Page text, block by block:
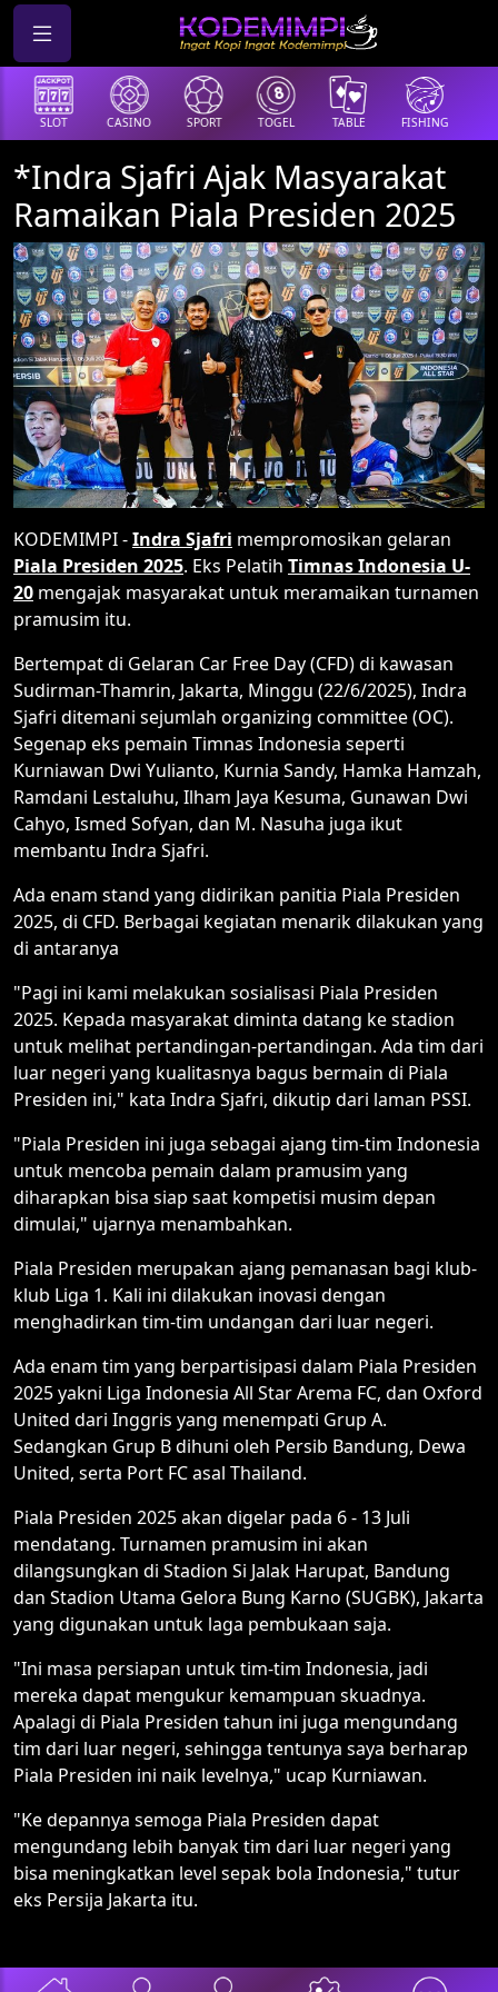
SLOT CASINO SPORT TOGEL TABLE FISHING
*Indra Sjafri Ajak Masyarakat
Ramaikan Piala Presiden 2025
KODEMIMPI -Indra Sjafri mempromosikan gelaran
Piala Presiden 2025. Eks Pelatih Timnas Indonesia U-
20 mengajak masyarakat untuk meramaikan turnamen
pramusim itu.
Bertempat di Gelaran Car Free Day (CFD) di kawasan
Sudirman-Thamrin, Jakarta, Minggu (22/6/2025), Indra
Sjafri ditemani sejumlah organizing committee (OC).
Segenap eks pemain Timnas Indonesia seperti
Kurniawan Dwi Yulianto, Kurnia Sandy, Hamka Hamzah,
Ramdani Lestaluhu, Ilham Jaya Kesuma, Gunawan Dwi
Cahyo, Ismed Sofyan, dan M. Nasuha juga ikut
membantu Indra Sjafri.
Ada enam stand yang didirikan panitia Piala Presiden
2025, di CFD. Berbagai kegiatan menarik dilakukan yang
di antaranya
"Pagi ini kami melakukan sosialisasi Piala Presiden
2025. Kepada masyarakat diminta datang ke stadion
untuk melihat pertandingan-pertandingan. Ada tim dari
luar negeri yang kualitasnya bagus bermain di Piala
Presiden ini," kata Indra Sjafri, dikutip dari laman PSSI.
"Piala Presiden ini juga sebagai ajang tim-tim Indonesia
untuk mencoba pemain dalam pramusim yang
diharapkan bisa siap saat kompetisi musim depan
dimulai," ujarnya menambahkan.
Piala Presiden merupakan ajang pemanasan bagi klub-
klub Liga 1. Kali ini dilakukan inovasi dengan
menghadirkan tim-tim undangan dari luar negeri.
Ada enam tim yang berpartisipasi dalam Piala Presiden
2025 yakni Liga Indonesia All Star Arema FC, dan Oxford
United dari Inggris yang menempati Grup A.
Sedangkan Grup B dihuni oleh Persib Bandung, Dewa
United, serta Port FC asal Thailand.
Piala Presiden 2025 akan digelar pada 6 - 13 Juli
mendatang. Turnamen pramusim ini akan
dilangsungkan di Stadion Si Jalak Harupat, Bandung
dan Stadion Utama Gelora Bung Karno (SUGBK), Jakarta
yang digunakan untuk laga pembukaan saja.
"Ini masa persiapan untuk tim-tim Indonesia, jadi
mereka dapat mengukur kemampuan skuadnya.
Apalagi di Piala Presiden tahun ini juga mengundang
tim dari luar negeri, sehingga tentunya saya berharap
Piala Presiden ini naik levelnya," ucap Kurniawan.
"Ke depannya semoga Piala Presiden dapat
mengundang lebih banyak tim dari luar negeri yang
bisa meningkatkan level sepak bola Indonesia," tutur
eks Persija Jakarta itu.